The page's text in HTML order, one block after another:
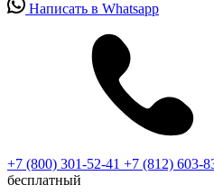
Написать в Whatsapp
+7 (800) 301-52-41 +7 (812) 603-
бесплатный